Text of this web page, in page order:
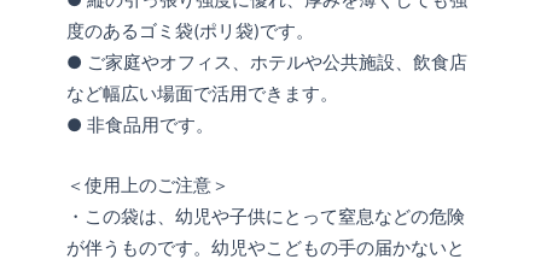
度のあるゴミ袋(ポリ袋)です。
● ご家庭やオフィス、ホテルや公共施設、飲食店
など幅広い場面で活用できます。
● 非食品用です。
＜使用上のご注意＞
・この袋は、幼児や子供にとって窒息などの危険
が伴うものです。幼児やこどもの手の届かないと